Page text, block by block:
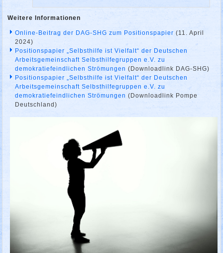
Weitere Informationen
Online-Beitrag der DAG-SHG zum Positionspapier (11. April
2024)
Positionspapier „Selbsthilfe ist Vielfalt“ der Deutschen
Arbeitsgemeinschaft Selbsthilfegruppen e.V. zu
demokratiefeindlichen Strömungen (Downloadlink DAG-SHG)
Positionspapier „Selbsthilfe ist Vielfalt“ der Deutschen
Arbeitsgemeinschaft Selbsthilfegruppen e.V. zu
demokratiefeindlichen Strömungen (Downloadlink Pompe
Deutschland)